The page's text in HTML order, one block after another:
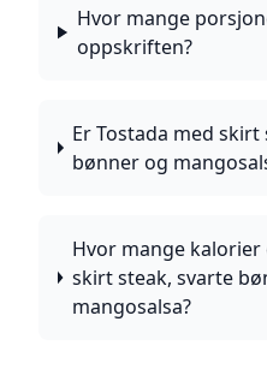
Hvor mange
oppskriften?
Er Tostada med skirt
bønner og
Hvor mange kalorier
skirt steak, svarte
mangosalsa?